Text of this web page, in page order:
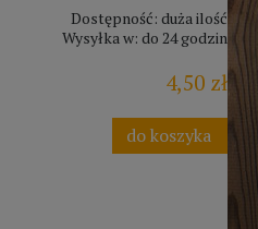
Dostępność: duża ilość
Wysyłka w: do 24 godzin
4,50 zł
do koszyka